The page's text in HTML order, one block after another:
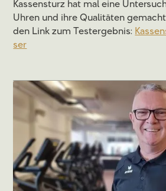
Kassensturz hat mal eine
Uhren und ihre Qualitäten
den Link zum Testergebnis:
ser